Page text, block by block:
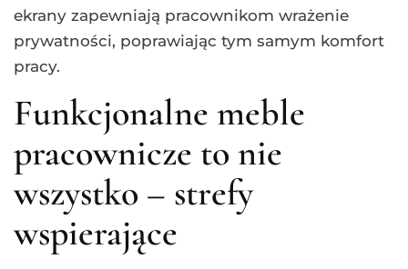
ekrany zapewniają pracownikom wrażenie
prywatności, poprawiając tym samym komfort
pracy.
Funkcjonalne meble
pracownicze to nie
wszystko – strefy
wspierające